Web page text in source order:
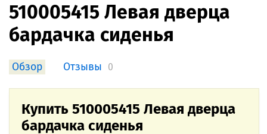
510005415 Левая дверца
бардачка сиденья
Обзор Отзывы 0
Купить 510005415 Левая дверца
бардачка сиденья